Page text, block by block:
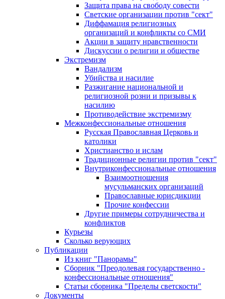
Защита права на свободу совести
Светские организации против "сект"
Диффамация религиозных
организаций и конфликты со СМИ
Акции в защиту нравственности
Дискуссии о религии и обществе
Экстремизм
Вандализм
Убийства и насилие
Разжигание национальной и
религиозной розни и призывы к
насилию
Противодействие экстремизму
Межконфессиональные отношения
Русская Православная Церковь и
католики
Христианство и ислам
Традиционные религии против "сект"
Внутриконфессиональные отношения
Взаимоотношения
мусульманских организаций
Православные юрисдикции
Прочие конфессии
Другие примеры сотрудничества и
конфликтов
Курьезы
Сколько верующих
Публикации
Из книг "Панорамы"
Сборник "Преодолевая государственно -
конфессиональные отношения"
Статьи сборника "Пределы светскости"
Документы